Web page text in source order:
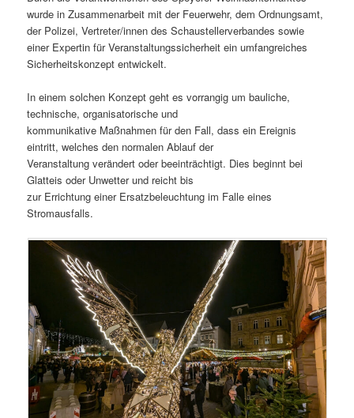
wurde in Zusammenarbeit mit der Feuerwehr, dem Ordnungsamt,
der Polizei, Vertreter/innen des Schaustellerverbandes sowie
einer Expertin für Veranstaltungssicherheit ein umfangreiches
Sicherheitskonzept entwickelt.
In einem solchen Konzept geht es vorrangig um bauliche,
technische, organisatorische und
kommunikative Maßnahmen für den Fall, dass ein Ereignis
eintritt, welches den normalen Ablauf der
Veranstaltung verändert oder beeinträchtigt. Dies beginnt bei
Glatteis oder Unwetter und reicht bis
zur Errichtung einer Ersatzbeleuchtung im Falle eines
Stromausfalls.